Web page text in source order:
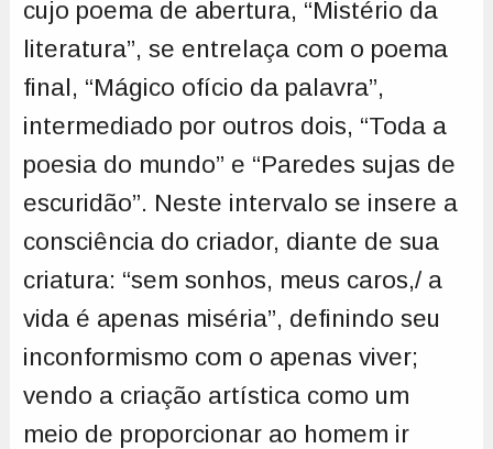
cujo poema de abertura, “Mistério da
literatura”, se entrelaça com o poema
final, “Mágico ofício da palavra”,
intermediado por outros dois, “Toda a
poesia do mundo” e “Paredes sujas de
escuridão”. Neste intervalo se insere a
consciência do criador, diante de sua
criatura: “sem sonhos, meus caros,/ a
vida é apenas miséria”, definindo seu
inconformismo com o apenas viver;
vendo a criação artística como um
meio de proporcionar ao homem ir